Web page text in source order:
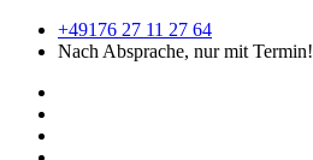
+49176 27 11 27 64
Nach Absprache, nur mit Termin!